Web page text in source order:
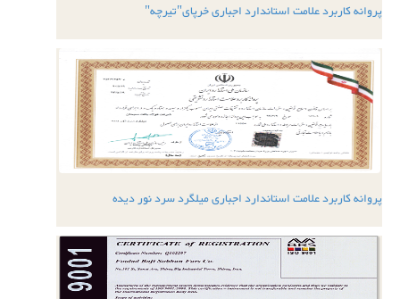
پروانه کاربرد علامت استاندارد اجباری خرپای"تیرچه"
پروانه کاربرد علامت استاندارد اجباری میلگرد سرد نور دیده